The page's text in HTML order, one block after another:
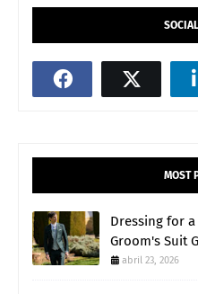
MOST
Dressing for
Groom's Suit
abril 23, 2026